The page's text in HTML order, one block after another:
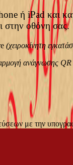
ή iPad και
στην οθόνη σας.
(χειροκίνητη
ανάγνωσης
γεύσεων με την